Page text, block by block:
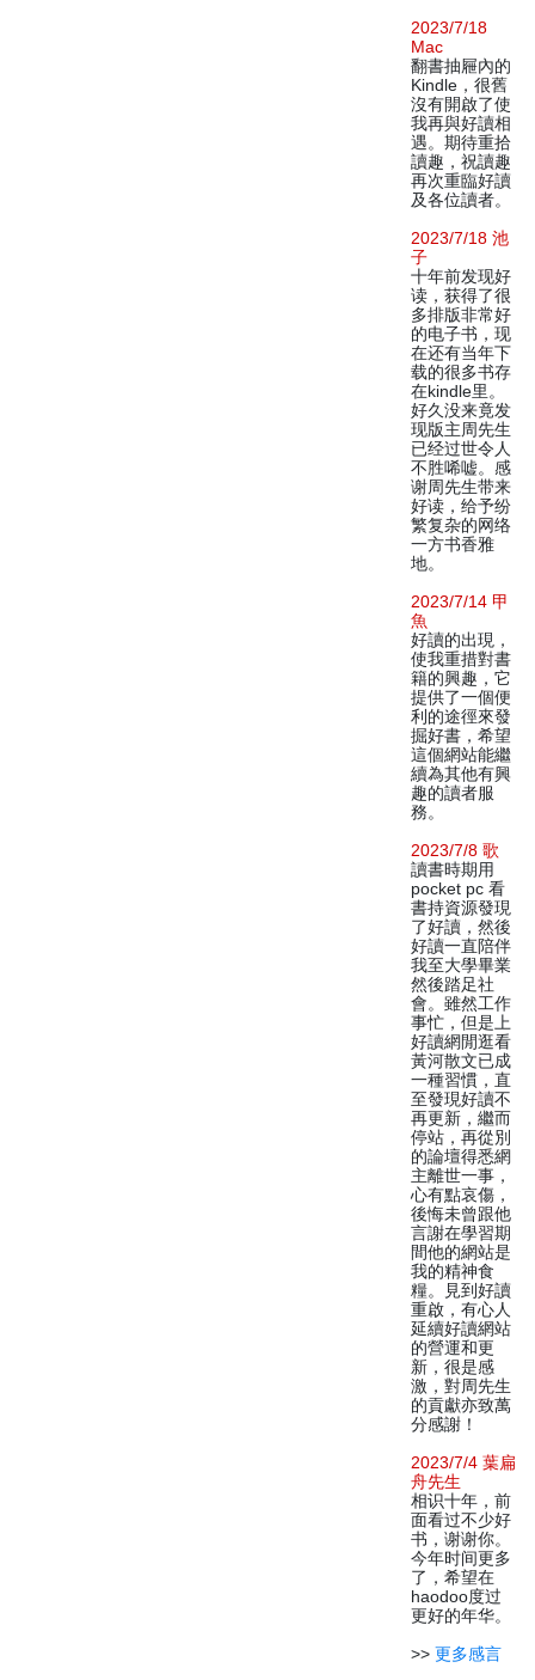
2023/7/18
Mac
翻書抽屜內的
Kindle，很舊
沒有開啟了使
我再與好讀相
遇。期待重拾
讀趣，祝讀趣
再次重臨好讀
及各位讀者。
2023/7/18 池
子
十年前发现好
读，获得了很
多排版非常好
的电子书，现
在还有当年下
载的很多书存
在kindle里。
好久没来竟发
现版主周先生
已经过世令人
不胜唏嘘。感
谢周先生带来
好读，给予纷
繁复杂的网络
一方书香雅
地。
2023/7/14 甲
魚
好讀的出現，
使我重措對書
籍的興趣，它
提供了一個便
利的途徑來發
掘好書，希望
這個網站能繼
續為其他有興
趣的讀者服
務。
2023/7/8 歌
讀書時期用
pocket pc 看
書持資源發現
了好讀，然後
好讀一直陪伴
我至大學畢業
然後踏足社
會。雖然工作
事忙，但是上
好讀網閒逛看
黃河散文已成
一種習慣，直
至發現好讀不
再更新，繼而
停站，再從別
的論壇得悉網
主離世一事，
心有點哀傷，
後悔未曾跟他
言謝在學習期
間他的網站是
我的精神食
糧。見到好讀
重啟，有心人
延續好讀網站
的營運和更
新，很是感
激，對周先生
的貢獻亦致萬
分感謝！
2023/7/4 葉扁
舟先生
相识十年，前
面看过不少好
书，谢谢你。
今年时间更多
了，希望在
haodoo度过
更好的年华。
>> 更多感言